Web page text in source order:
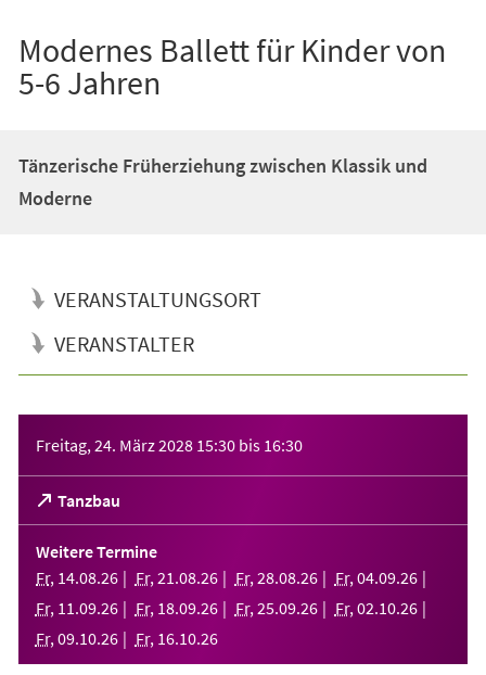
Modernes Ballett für Kinder von
5-6 Jahren
Tänzerische Früherziehung zwischen Klassik und
Moderne
VERANSTALTUNGSORT
VERANSTALTER
Freitag, 24. März 2028 15:30 bis 16:30
Tanzbau
(Öffnet
in
einem
neuen
Tab)
Weitere Termine
Fr, 14.08.26 Fr, 21 .08.26 Fr, 28.08.26 Fr, 04.09.26
Fr, 11 .09.26 Fr, 18.09.26 Fr, 25.09.26 Fr, 02.10.26
Fr, 09.10.26 Fr, 16.10.26